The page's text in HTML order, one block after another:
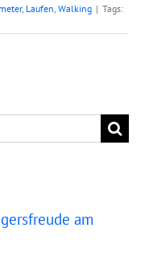
, Laufen Walking | Tags:
am